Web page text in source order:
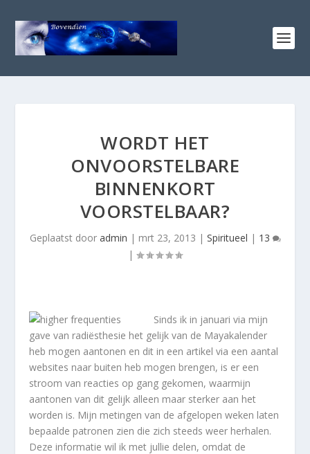
WORDT HET
ONVOORSTELBARE
BINNENKORT
VOORSTELBAAR?
Geplaatst door admin | mrt 23, 2013 | Spiritueel | 13
|
Sinds ik in januari via mijn
gave van radiësthesie het gelijk van de Mayakalender
heb mogen aantonen en dit in een artikel via een aantal
websites naar buiten heb mogen brengen, is er een
stroom van reacties op gang gekomen, waarmijn
aantonen van dit gelijk alleen maar sterker aan het
worden is. Mijn metingen van de afgelopen weken laten
bepaalde patronen zien die zich steeds weer herhalen.
Deze informatie wil ik met jullie delen, omdat de